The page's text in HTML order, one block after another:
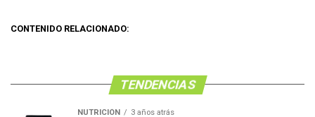
CONTENIDO RELACIONADO:
TENDENCIAS
NUTRICIÓN 3 años atrás